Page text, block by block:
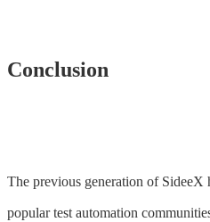
Conclusion
The previous generation of SideeX
popular test automation